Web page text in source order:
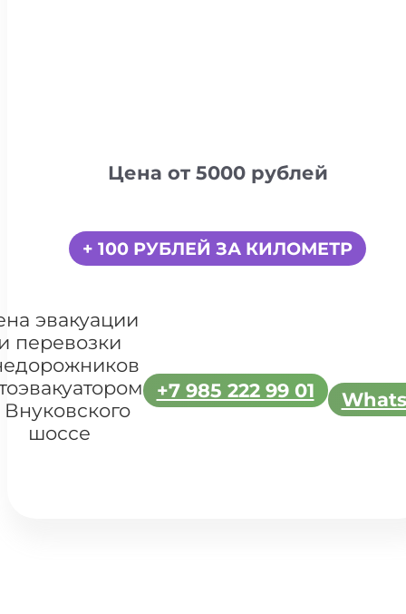
Цена от 5000 рублей
+ 100 РУБЛЕЙ ЗА КИЛОМЕТР
эвакуации
перевозки
Внуковского
шоссе
+7 985 222 99 01